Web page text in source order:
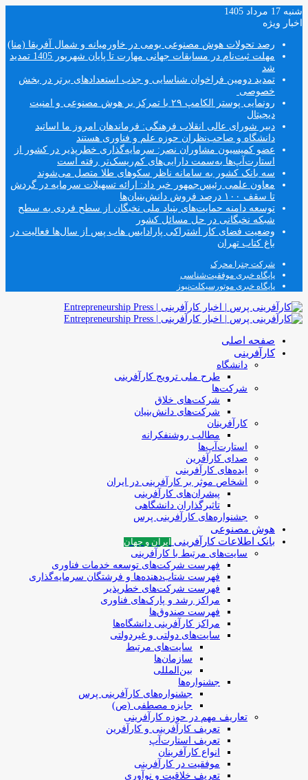
شنبه 17 مرداد 1405
اخبار ویژه
رصد تحولات هوش مصنوعی بومی در خاورمیانه و شمال آفریقا (منا)
مهلت ثبت‌نام در مسابقات جهانی مهارت تا پایان شهریور 1405 تمدید
شد
تمدید دومین فراخوان شناسایی و جذب استعدادهای برتر در بخش
خصوصی
رونمایی پوستر الکامپ ۲۹ با تمرکز بر هوش مصنوعی و امنیت
دیجیتال
دبیر شورای عالی انقلاب فرهنگی: فرماندهان امروز ما اساتید
دانشگاه و صاحب‌نظران حوزه علم و فناوری هستند
عضو کمیسیون مشاوران نصر: سرمایه‌گذاری خطرپذیر در کشور از
استارت‌آپ‌ها به‌سمت دارایی‌های کم‌ریسک‌تر رفته است
سه بانک کشور به سامانه ناظر سکوهای طلا متصل می‌شوند
معاون علمی رئیس‌جمهور خبر داد: ارائه تسهیلات سرمایه در گردش
تا سقف ۱۰۰ درصد فروش دانش‌بنیان‌ها
توسعه دامنه حمایت‌های بنیاد ملی نخبگان از سطح فردی به سطح
شبکه نخبگانی در حل مسائل کشور
وضعیت فضای کار اشتراکی پارادایس هاب پس از سال‌ها فعالیت در
باغ کتاب تهران
شرکت چترا محرک
پایگاه خبری موفقیت‌شناسی
پایگاه خبری موتورسیکلت‌نیوز
صفحه اصلی
کارآفرینی
دانشگاه
طرح ملی ترویج کارآفرینی
شرکت‌ها
شرکت‌های خلاق
شرکت‌های دانش‌بنیان
کارآفرینان
مطالب روشنفکرانه
استارت‌آپ‌ها
صدای کارآفرین
ایده‌های کارآفرینی
اشخاص موثر بر کارآفرینی در ایران
پیشران‌های کارآفرینی
تاثیرگذاران دانشگاهی
جشنواره‌های کارآفرینی‌ پرس
هوش مصنوعی
بانک اطلاعات کارآفرینی
ایران و جهان
سایت‌های مرتبط با کارآفرینی
فهرست شرکت‌های‌‌ توسعه‌ خدمات فناوری
فهرست شتاب‌دهنده‌ها‌ و فرشتگان‌ سرمایه‌گذاری
فهرست شرکت‌های خطرپذیر
مراکز رشد و پارک‌های فناوری
فهرست صندوق‌ها
مراکز کارآفرینی دانشگاه‌ها
سایت‌های دولتی و غیردولتی
سایت‌های مرتبط
سازمان‌ها
بین‌المللی
جشنواره‌ها
جشنواره‌های کارآفرینی‌ پرس
جایزه مصطفی (ص)
تعاریف مهم در حوزه کارآفرینی
تعریف کارآفرینی و کارآفرین
تعریف استارت‌آپ
انواع کارآفرینان
موفقیت در کارآفرینی
تعریف خلاقیت و نوآوری